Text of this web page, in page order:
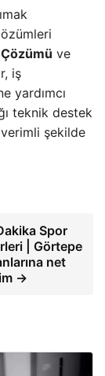
ve
iş
yardımcı
teknik destek
şekilde
Spor
| Görtepe
net
→